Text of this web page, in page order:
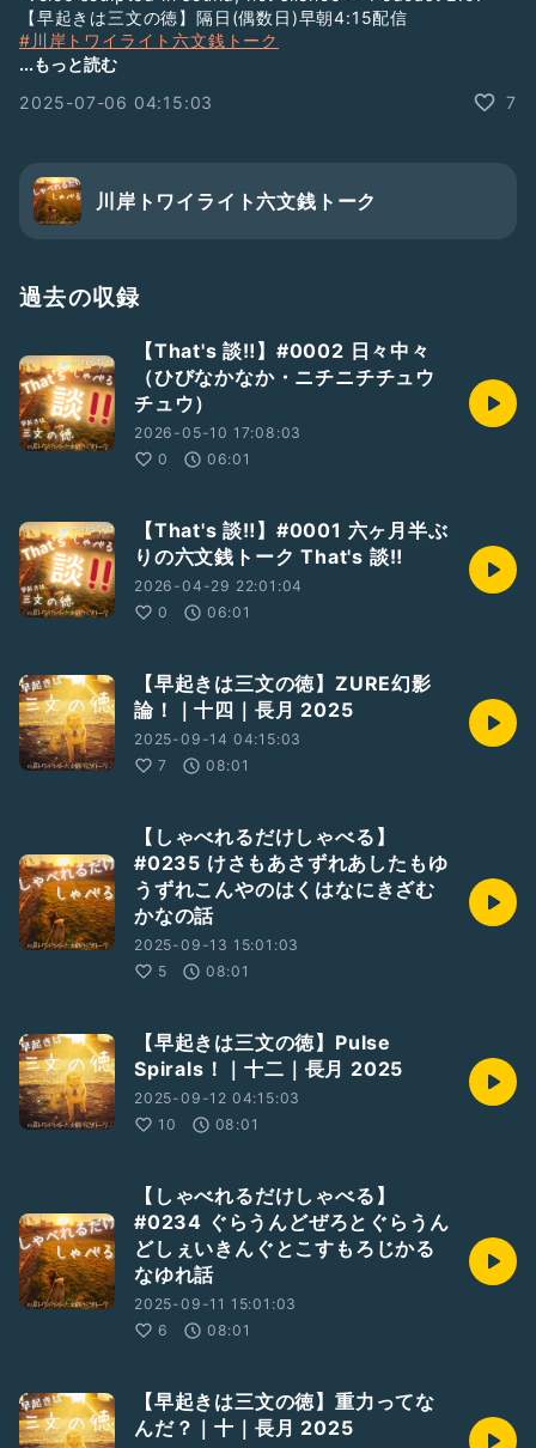
【早起きは三文の徳】隔日(偶数日)早朝4:15配信
#川岸トワイライト六文銭トーク
▶︎ 総集編PL
https://www.patreon.com/campus6214/chats
＿＿
LISTENで番組をフォローすると音声をテキストで読むことが
￣￣
#ラジオトークはじめます
#墓まで持っていけなかった話
#ここが人生の分岐点
#臨終まで生きる以外にやることがない
￣￣
RadiotalkのほかSpotify, ApplePodcasts, AmazonMusic,
YouTubeなどで聴くことができます。
https://radiotalk.jp/program/137267
...もっと読む
2025-07-06 04:15:03
7
川岸トワイライト六文銭トーク
過去の収録
【That's 談‼️】#0002 日々中々
（ひびなかなか・ニチニチチュウ
チュウ）
2026-05-10 17:08:03
0
06:01
【That's 談‼️】#0001 六ヶ月半ぶ
りの六文銭トーク That's 談‼️
2026-04-29 22:01:04
0
06:01
【早起きは三文の徳】ZURE幻影
論！｜十四｜長月 2025
2025-09-14 04:15:03
7
08:01
【しゃべれるだけしゃべる】
#0235 けさもあさずれあしたもゆ
うずれこんやのはくはなにきざむ
かなの話
2025-09-13 15:01:03
5
08:01
【早起きは三文の徳】Pulse
Spirals！｜十二｜長月 2025
2025-09-12 04:15:03
10
08:01
【しゃべれるだけしゃべる】
#0234 ぐらうんどぜろとぐらうん
どしぇいきんぐとこすもろじかる
なゆれ話
2025-09-11 15:01:03
6
08:01
【早起きは三文の徳】重力ってな
んだ？｜十｜長月 2025